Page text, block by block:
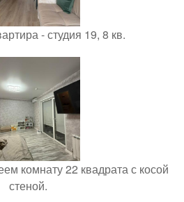
- студия 19, 8 кв.
комнату 22 квадрата с косой
стеной.